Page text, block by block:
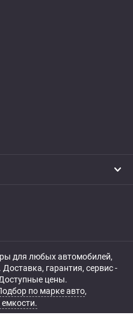
для любых автомобилей,
гарантия, сервис -
цены.
по марке авто,